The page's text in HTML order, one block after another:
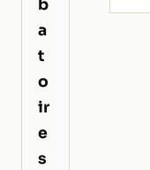
b
a
t
o
ir
e
s